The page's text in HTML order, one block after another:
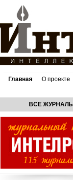
Главная О проекте
ВСЕ ЖУРНАЛЫ